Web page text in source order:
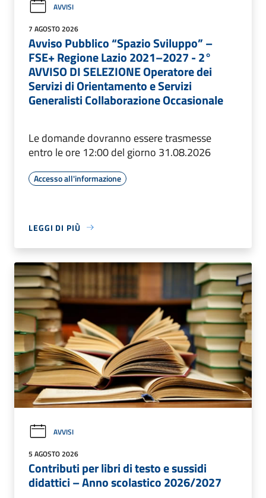
AVVISI
7 AGOSTO 2026
Avviso Pubblico “Spazio Sviluppo” –
FSE+ Regione Lazio 2021–2027 - 2°
AVVISO DI SELEZIONE Operatore dei
Servizi di Orientamento e Servizi
Generalisti Collaborazione Occasionale
Le domande dovranno essere trasmesse
entro le ore 12:00 del giorno 31.08.2026
Accesso all'informazione
LEGGI DI PIÙ
AVVISI
5 AGOSTO 2026
Contributi per libri di testo e sussidi
didattici – Anno scolastico 2026/2027